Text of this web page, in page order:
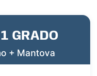
GRADO
+ Mantova